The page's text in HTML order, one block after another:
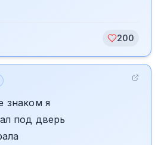
200
знаком я
под дверь